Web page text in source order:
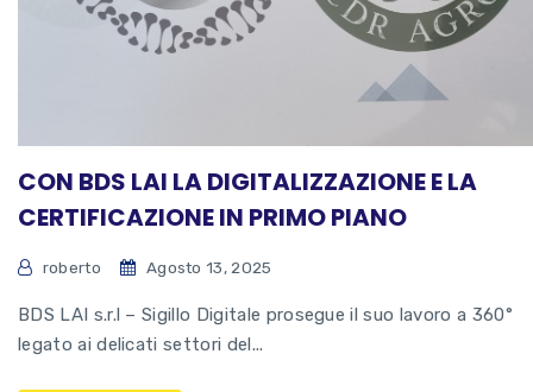
CON BDS LAI LA DIGITALIZZAZIONE E LA
CERTIFICAZIONE IN PRIMO PIANO
roberto Agosto 13, 2025
BDS LAI s.r.l – Sigillo Digitale prosegue il suo lavoro a 360°
legato ai delicati settori del...